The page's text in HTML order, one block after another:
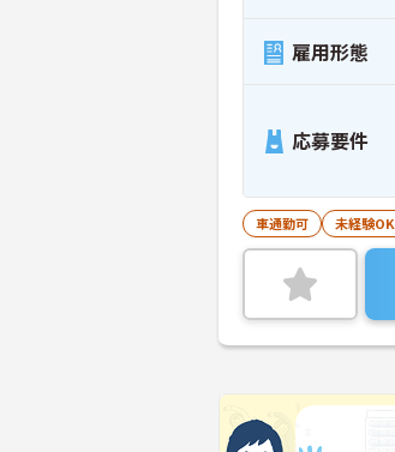
雇用形態
応募要件
車通勤可 未経験OK